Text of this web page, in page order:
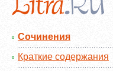
Сочинения
Краткие содержания